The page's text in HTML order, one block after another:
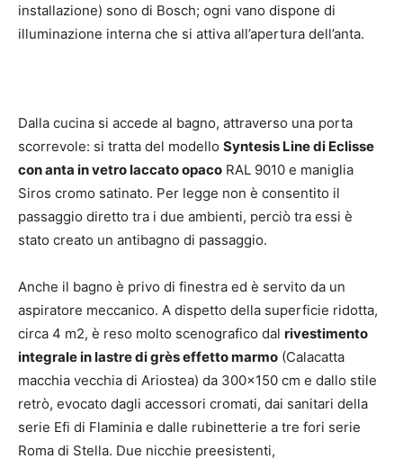
installazione) sono di Bosch; ogni vano dispone di
illuminazione interna che si attiva all’apertura dell’anta.
Dalla cucina si accede al bagno, attraverso una porta
scorrevole: si tratta del modello Syntesis Line di Eclisse
con anta in vetro laccato opaco RAL 9010 e maniglia
Siros cromo satinato. Per legge non è consentito il
passaggio diretto tra i due ambienti, perciò tra essi è
stato creato un antibagno di passaggio.
Anche il bagno è privo di finestra ed è servito da un
aspiratore meccanico. A dispetto della superficie ridotta,
circa 4 m2, è reso molto scenografico dal rivestimento
integrale in lastre di grès effetto marmo (Calacatta
macchia vecchia di Ariostea) da 300×150 cm e dallo stile
retrò, evocato dagli accessori cromati, dai sanitari della
serie Efi di Flaminia e dalle rubinetterie a tre fori serie
Roma di Stella. Due nicchie preesistenti,